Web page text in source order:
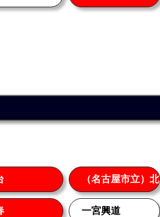
（名古屋市立）北
一宮興道